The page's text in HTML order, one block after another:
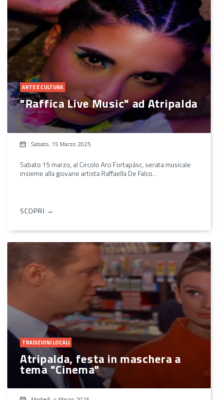
ARTE E CULTURA
"Raffica Live Music" ad Atripalda
Sabato, 15 Marzo 2025
Sabato 15 marzo, al Circolo Arci Fortapàsc, serata musicale
insieme alla giovane artista Raffaella De Falco...
SCOPRI →
TRADIZIONI LOCALI
Atripalda, festa in maschera a
tema "Cinema"